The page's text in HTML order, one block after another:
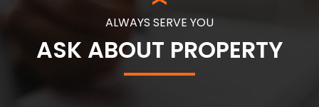
ALWAYS SERVE YOU
ASK ABOUT PROPERTY